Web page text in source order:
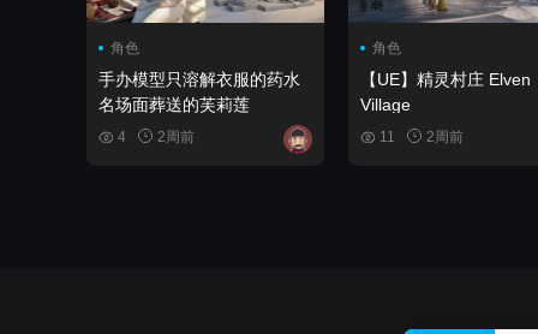
角色
手办模型只溶解衣服的药水
名场面葬送的芙莉莲
4 2周前
角色
【UE】精灵村庄 Elven
Village
11 2周前